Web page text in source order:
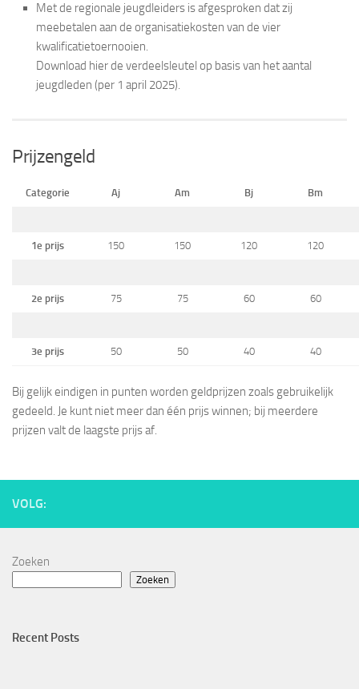
Met de regionale jeugdleiders is afgesproken dat zij
meebetalen aan de organisatiekosten van de vier
kwalificatietoernooien.
Download hier de verdeelsleutel op basis van het aantal
jeugdleden (per 1 april 2025).
Prijzengeld
Categorie Aj Am Bj Bm
1e prijs 150 150 120 120
2e prijs 75 75 60 60
3e prijs 50 50 40 40
Bij gelijk eindigen in punten worden geldprijzen zoals gebruikelijk
gedeeld. Je kunt niet meer dan één prijs winnen; bij meerdere
prijzen valt de laagste prijs af.
VOLG:
Zoeken
Zoeken
Recent Posts